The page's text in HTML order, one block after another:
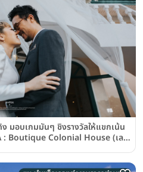
มอบเกมมันๆ ชิงรางวัลให้แขกเน้น
: Boutique Colonial House (เลอ